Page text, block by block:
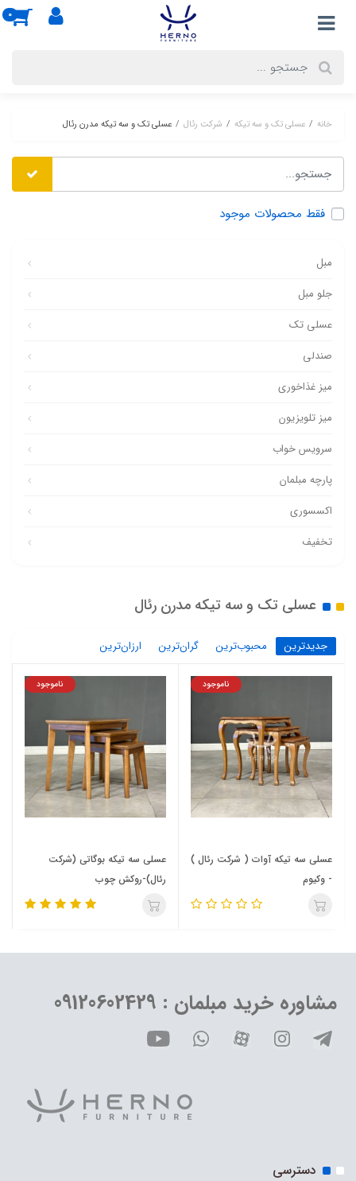
0
خانه عسلی تک و سه تیکه شرکت رئال عسلی تک و سه تیکه مدرن رئال
فقط محصولات موجود
مبل
جلو مبل
عسلی تک
صندلی
میز غذاخوری
میز تلویزیون
سرویس خواب
پارچه مبلمان
اکسسوری
تخفیف
عسلی تک و سه تیکه مدرن رئال
جدیدترین محبوب‌ترین گران‌ترین ارزان‌ترین
ناموجود
عسلی سه تیکه آوات ( شرکت رئال )
- وکیوم
ناموجود
عسلی سه تیکه بوگاتی (شرکت
رئال)-روکش چوب
مشاوره خرید مبلمان : 09120602429
دسترسی